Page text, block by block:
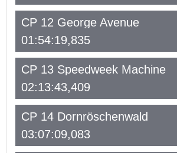
CP 12 George Avenue
01:54:19,835
CP 13 Speedweek Machine
02:13:43,409
CP 14 Dornröschenwald
03:07:09,083